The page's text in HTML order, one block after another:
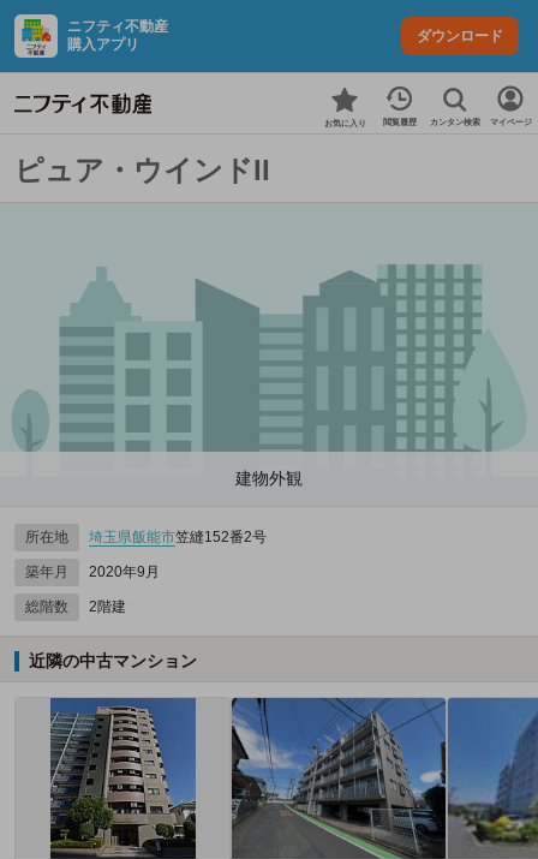
ニフティ不動産
購入アプリ
ダウンロード
お気に入り 閲覧履歴 カンタン検索 マイページ
ピュア・ウインドII
建物外観
所在地 埼玉県飯能市笠縫152番2号
築年月 2020年9月
総階数 2階建
近隣の中古マンション